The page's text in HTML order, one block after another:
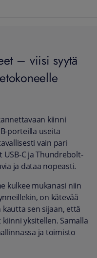
– viisi syytä
kiinni
porteilla useita
vain pari
C ja Thundrebolt-
ja dataa nopeasti.
kulkee mukanasi niin
on kätevää
sen sijaan, että
yksitellen. Samalla
ja toimisto